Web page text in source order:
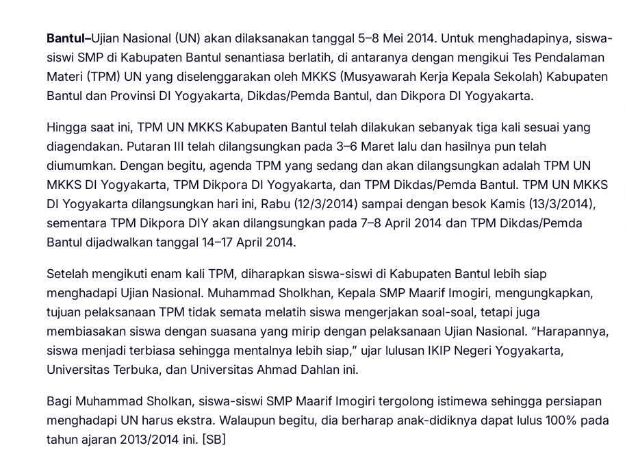
Bantul–Ujian Nasional (UN) akan dilaksanakan tanggal 5–8 Mei 2014. Untuk menghadapinya, siswa-
siswi SMP di Kabupaten Bantul senantiasa berlatih, di antaranya dengan mengikui Tes Pendalaman
Materi (TPM) UN yang diselenggarakan oleh MKKS (Musyawarah Kerja Kepala Sekolah) Kabupaten
Bantul dan Provinsi DI Yogyakarta, Dikdas/Pemda Bantul, dan Dikpora DI Yogyakarta.
Hingga saat ini, TPM UN MKKS Kabupaten Bantul telah dilakukan sebanyak tiga kali sesuai yang
diagendakan. Putaran III telah dilangsungkan pada 3–6 Maret lalu dan hasilnya pun telah
diumumkan. Dengan begitu, agenda TPM yang sedang dan akan dilangsungkan adalah TPM UN
MKKS DI Yogyakarta, TPM Dikpora DI Yogyakarta, dan TPM Dikdas/Pemda Bantul. TPM UN MKKS
DI Yogyakarta dilangsungkan hari ini, Rabu (12/3/2014) sampai dengan besok Kamis (13/3/2014),
sementara TPM Dikpora DIY akan dilangsungkan pada 7–8 April 2014 dan TPM Dikdas/Pemda
Bantul dijadwalkan tanggal 14–17 April 2014.
Setelah mengikuti enam kali TPM, diharapkan siswa-siswi di Kabupaten Bantul lebih siap
menghadapi Ujian Nasional. Muhammad Sholkhan, Kepala SMP Maarif Imogiri, mengungkapkan,
tujuan pelaksanaan TPM tidak semata melatih siswa mengerjakan soal-soal, tetapi juga
membiasakan siswa dengan suasana yang mirip dengan pelaksanaan Ujian Nasional. “Harapannya,
siswa menjadi terbiasa sehingga mentalnya lebih siap,” ujar lulusan IKIP Negeri Yogyakarta,
Universitas Terbuka, dan Universitas Ahmad Dahlan ini.
Bagi Muhammad Sholkan, siswa-siswi SMP Maarif Imogiri tergolong istimewa sehingga persiapan
menghadapi UN harus ekstra. Walaupun begitu, dia berharap anak-didiknya dapat lulus 100% pada
tahun ajaran 2013/2014 ini. [SB]